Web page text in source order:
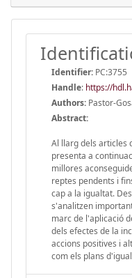
Identifier: PC:3755
Handle: https://
Authors: Pastor-
Abstract:
Al llarg dels articles
presenta a
millores
reptes pendents i
cap a la igualtat.
s'analitzen
marc de l'aplicació
dels efectes de la
accions positives i
com els plans